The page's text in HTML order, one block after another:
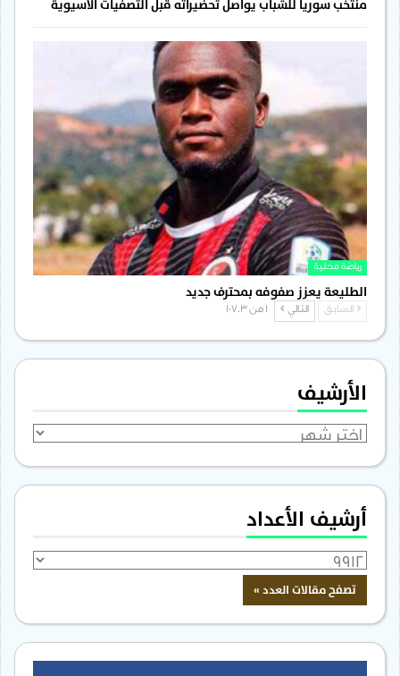
منتخب سوريا للشباب يواصل تحضيراته قبل التصفيات الآسيوية
رياضة محلية
الطليعة يعزز صفوفه بمحترف جديد
السابق التالي
الأرشيف
الأرشيف
أرشيف الأعداد